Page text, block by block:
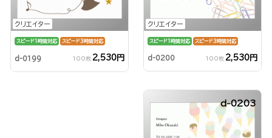
クリエイター
スピード1時間対応 スピード3時間対応
d-0199 100枚 2,530円
クリエイター
スピード1時間対応 スピード3時間対応
d-0200 100枚 2,530円
d-0203